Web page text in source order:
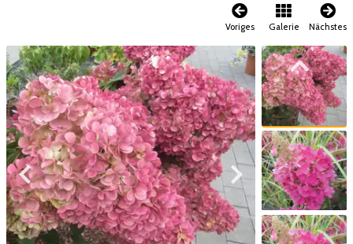
Voriges Galerie Nächstes
Zum vorigen Bild Zum nächsten Bild
Zum vorigen Bild